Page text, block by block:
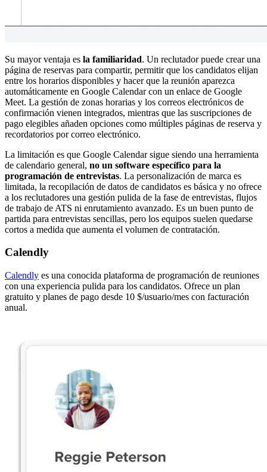
Su mayor ventaja es la familiaridad. Un reclutador puede crear una
página de reservas para compartir, permitir que los candidatos elijan
entre los horarios disponibles y hacer que la reunión aparezca
automáticamente en Google Calendar con un enlace de Google
Meet. La gestión de zonas horarias y los correos electrónicos de
confirmación vienen integrados, mientras que las suscripciones de
pago elegibles añaden opciones como múltiples páginas de reserva y
recordatorios por correo electrónico.
La limitación es que Google Calendar sigue siendo una herramienta
de calendario general, no un software específico para la
programación de entrevistas. La personalización de marca es
limitada, la recopilación de datos de candidatos es básica y no ofrece
a los reclutadores una gestión pulida de la fase de entrevistas, flujos
de trabajo de ATS ni enrutamiento avanzado. Es un buen punto de
partida para entrevistas sencillas, pero los equipos suelen quedarse
cortos a medida que aumenta el volumen de contratación.
Calendly
Calendly es una conocida plataforma de programación de reuniones
con una experiencia pulida para los candidatos. Ofrece un plan
gratuito y planes de pago desde 10 $/usuario/mes con facturación
anual.